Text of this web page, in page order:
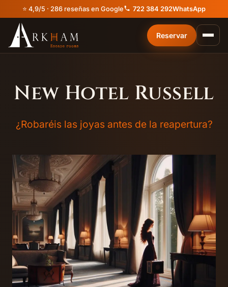
⭐ 4,9/5 · 286 reseñas en Google 722 384 292WhatsApp
Reservar
New Hotel Russell
¿Robaréis las joyas antes de la reapertura?